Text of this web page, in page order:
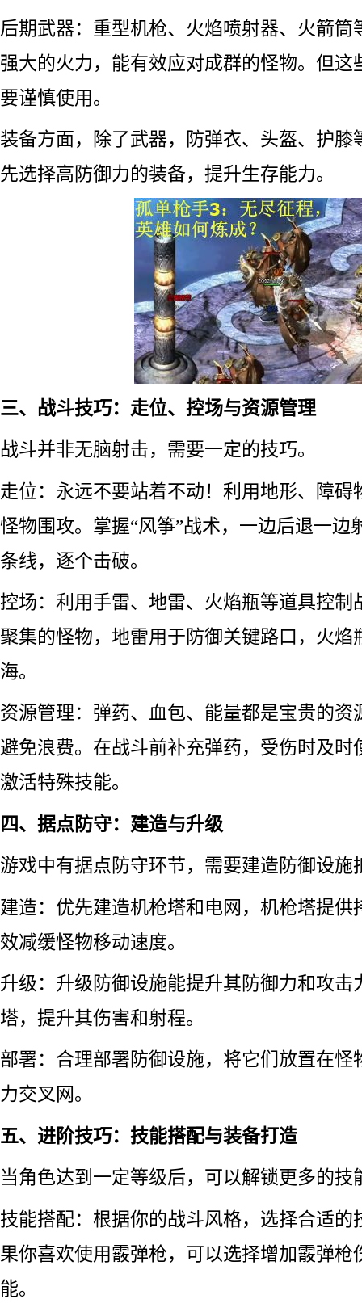
后期武器：重型机枪、火焰喷射器、火箭筒
强大的火力，能有效应对成群的怪物。但这
要谨慎使用。
装备方面，除了武器，防弹衣、头盔、护膝
先选择高防御力的装备，提升生存能力。
三、战斗技巧：走位、控场与资源管理
战斗并非无脑射击，需要一定的技巧。
走位：永远不要站着不动！利用地形、障碍
怪物围攻。掌握“风筝”战术，一边后退一边
条线，逐个击破。
控场：利用手雷、地雷、火焰瓶等道具控制
聚集的怪物，地雷用于防御关键路口，火焰
海。
资源管理：弹药、血包、能量都是宝贵的资
避免浪费。在战斗前补充弹药，受伤时及时
激活特殊技能。
四、据点防守：建造与升级
游戏中有据点防守环节，需要建造防御设施
建造：优先建造机枪塔和电网，机枪塔提供
效减缓怪物移动速度。
升级：升级防御设施能提升其防御力和攻击
塔，提升其伤害和射程。
部署：合理部署防御设施，将它们放置在怪
力交叉网。
五、进阶技巧：技能搭配与装备打造
当角色达到一定等级后，可以解锁更多的技
技能搭配：根据你的战斗风格，选择合适的
果你喜欢使用霰弹枪，可以选择增加霰弹枪
能。